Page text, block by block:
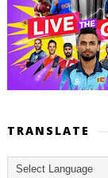
TRANSLATE